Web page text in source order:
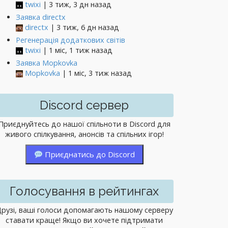
twixi | 3 тиж, 3 дн назад
Заявка directx
directx | 3 тиж, 6 дн назад
Регенерація додаткових світів
twixi | 1 міс, 1 тиж назад
Заявка Mopkovka
Mopkovka | 1 міс, 3 тиж назад
Discord сервер
до нашої спільноти в Discord для
живого спілкування, анонсів та спільних ігор!
Приєднатись до Discord
Голосування в рейтингах
ваші голоси допомагають нашому серверу
ставати краще! Якщо ви хочете підтримати